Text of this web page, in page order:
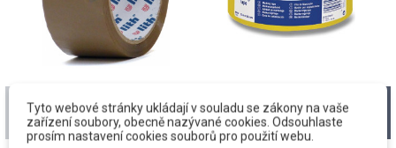
Páska PP, 48/66,
Havana, Ulith
Páska koridorová,
50/33, žlutá, TESA
60760
Tyto webové stránky ukládají v souladu se zákony na vaše
zařízení soubory, obecně nazývané cookies. Odsouhlaste
prosím nastavení cookies souborů pro použití webu.